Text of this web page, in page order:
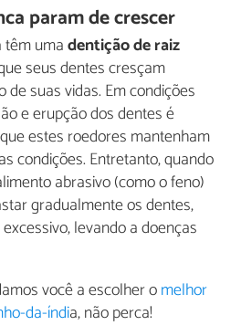
param de crescer
umadentição de raiz
seus dentes cresçam
suas vidas. Em condições
e erupção dos dentes é
estes roedores mantenham
condições. Entretanto, quando
abrasivo (como o feno)
gradualmente os dentes,
levando a doenças
você a escolher omelhor
da-índia, não perca!